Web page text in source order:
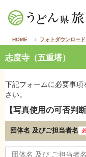
HOME フォトダウンロード
志度寺（五重塔）
下記フォームに必要事
さい。
【写真使用の可否判
団体名 及びご担当者名